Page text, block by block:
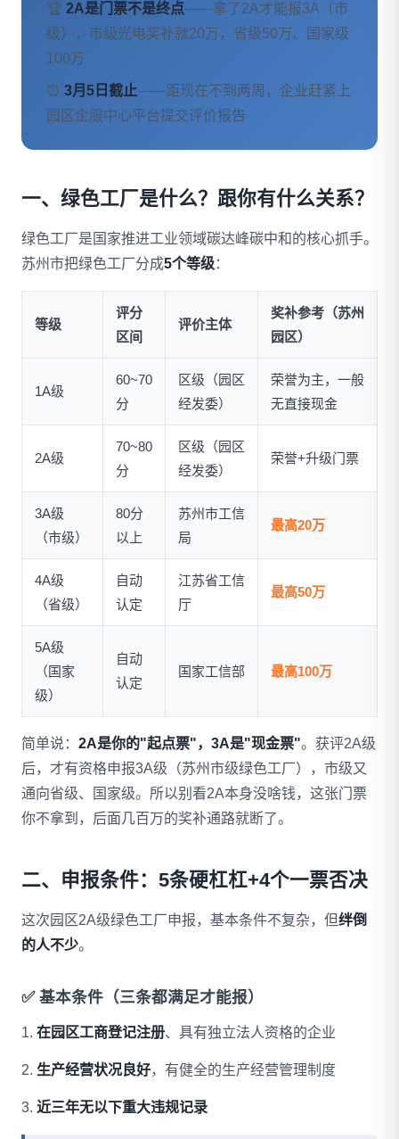
🏆 2A是门票不是终点——拿了2A才能报3A（市
级），市级光电奖补就20万，省级50万、国家级
100万
⏰ 3月5日截止——距现在不到两周，企业赶紧上
园区企服中心平台提交评价报告
一、绿色工厂是什么？跟你有什么关系？
绿色工厂是国家推进工业领域碳达峰碳中和的核心抓手。
苏州市把绿色工厂分成5个等级：
等级
评分
区间
评价主体
奖补参考（苏州
园区）
1A级
60~70
分
区级（园区
经发委）
荣誉为主，一般
无直接现金
2A级
70~80
分
区级（园区
经发委）
荣誉+升级门票
3A级
（市级）
80分
以上
苏州市工信
局
最高20万
4A级
（省级）
自动
认定
江苏省工信
厅
最高50万
5A级
（国家
级）
自动
认定
国家工信部 最高100万
简单说： 2A是你的"起点票"，3A是"现金票"。获评2A级
后，才有资格申报3A级（苏州市级绿色工厂），市级又
通向省级、国家级。所以别看2A本身没啥钱，这张门票
你不拿到，后面几百万的奖补通路就断了。
二、申报条件：5条硬杠杠+4个一票否决
这次园区2A级绿色工厂申报，基本条件不复杂，但绊倒
的人不少。
✅ 基本条件（三条都满足才能报）
1. 在园区工商登记注册、具有独立法人资格的企业
2. 生产经营状况良好，有健全的生产经营管理制度
3. 近三年无以下重大违规记录